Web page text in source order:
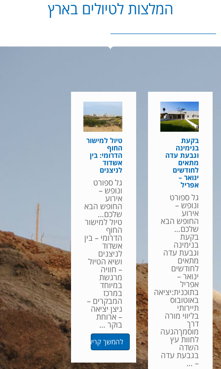
המלצות לטיולים בארץ
בקעת
בנימינה
וגבעת עדה
מתאים
לחודשים
ינואר –
אפריל
גל ספורט
ונופש –
אירוע
החופש הבא
שלכם…
בקעת
בנימינה
וגבעת עדה
מתאים
לחודשים
ינואר –
אפריל
בתוכנית:יציאה
באוטובוס
תיירותי
בליווי מורה
דרך
מוסמךהגעה
לחוות עץ
השדה
בגבעת עדה
– …
טיול למישור
החוף
הדרומי: בין
אשדוד
לניצנים
גל ספורט
ונופש –
אירוע
החופש הבא
שלכם…
טיול למישור
החוף
הדרומי – בין
אשדוד
לניצנים
ושיא הטיול
– חוויה
מרגשת
במיוחד
במרכז
המבקרים –
ניצן יציאה
– ארוחת
בוקר …
להמשך קריאה